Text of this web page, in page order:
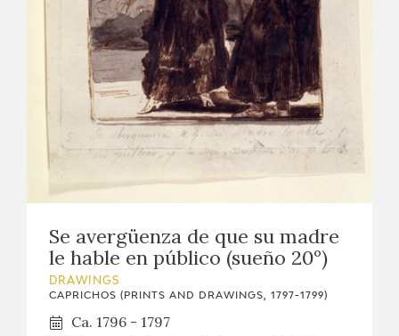
Se avergüenza de que su madre
le hable en público (sueño 20º)
DRAWINGS
CAPRICHOS (PRINTS AND DRAWINGS, 1797-1799)
Ca. 1796 - 1797